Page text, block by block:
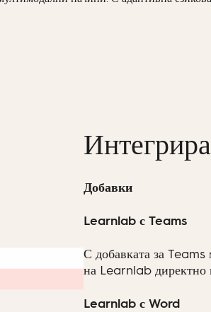
Добавки
Learnlab с Teams
С добавката за Teams
на Learnlab директно
Learnlab с Word